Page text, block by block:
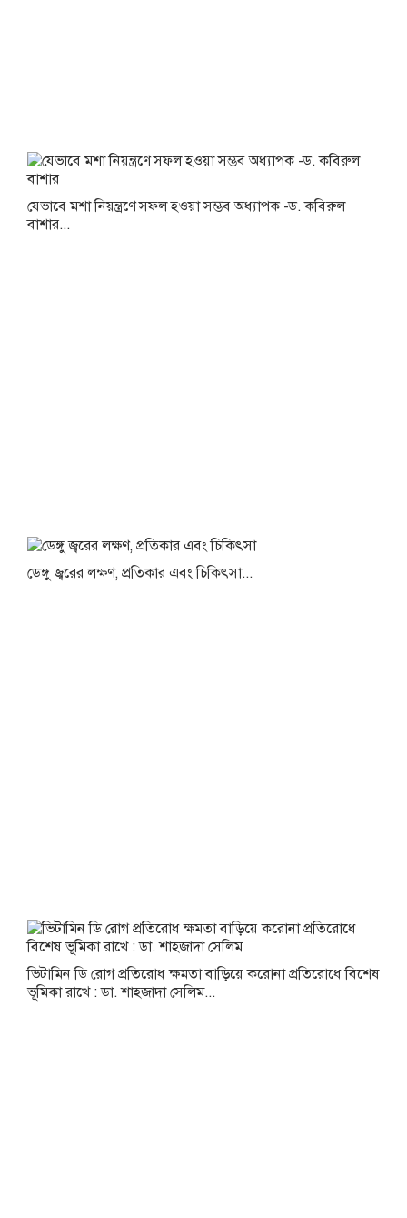
যেভাবে মশা নিয়ন্ত্রণে সফল হওয়া সম্ভব অধ্যাপক -ড. কবিরুল
বাশার...
ডেঙ্গু জ্বরের লক্ষণ, প্রতিকার এবং চিকিৎসা...
ভিটামিন ডি রোগ প্রতিরোধ ক্ষমতা বাড়িয়ে করোনা প্রতিরোধে বিশেষ
ভূমিকা রাখে : ডা. শাহজাদা সেলিম...